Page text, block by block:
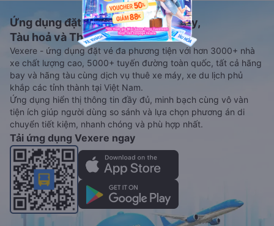
Ứng dụng đặt vé Xe khách, Máy bay,
Tàu hoả và Thuê xe
Vexere - ứng dụng đặt vé đa phương tiện với hơn 3000+ nhà
xe chất lượng cao, 5000+ tuyến đường toàn quốc, tất cả hãng
bay và hãng tàu cùng dịch vụ thuê xe máy, xe du lịch phủ
khắp các tỉnh thành tại Việt Nam.
Ứng dụng hiển thị thông tin đầy đủ, minh bạch cùng vô vàn
tiện ích giúp người dùng so sánh và lựa chọn phương án di
chuyển tiết kiệm, nhanh chóng và phù hợp nhất.
Tải ứng dụng Vexere ngay